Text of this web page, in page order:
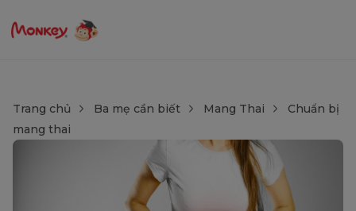
Trang chủ Ba mẹ cần biết Mang Thai
Chuẩn bị
mang thai